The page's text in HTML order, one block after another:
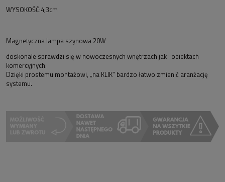
WYSOKOŚĆ:4,3cm
Magnetyczna lampa szynowa 20W
doskonale sprawdzi się w nowoczesnych wnętrzach jak i obiektach
komercyjnych.
Dzięki prostemu montażowi, „na KLIK” bardzo łatwo zmienić aranżację
systemu.